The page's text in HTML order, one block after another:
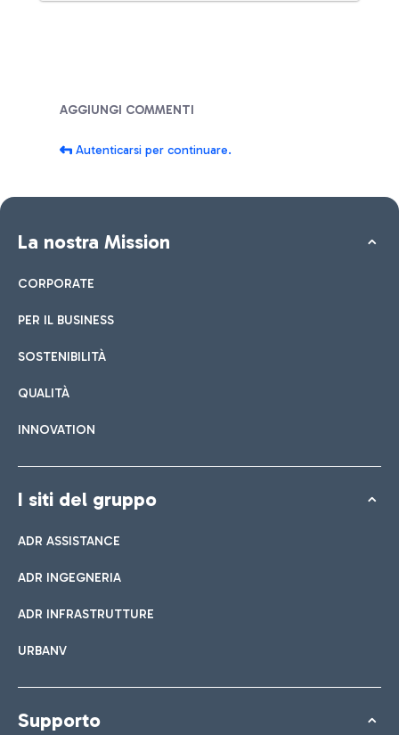
Blog
AGGIUNGI COMMENTI
Autenticarsi per continuare.
La nostra Mission
CORPORATE
PER IL BUSINESS
SOSTENIBILITÀ
QUALITÀ
INNOVATION
I siti del gruppo
ADR ASSISTANCE
ADR INGEGNERIA
ADR INFRASTRUTTURE
URBANV
Supporto